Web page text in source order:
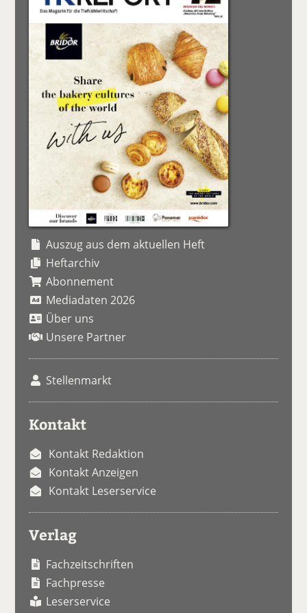
Auszug aus dem aktuellen Heft
Heftarchiv
Abonnement
Mediadaten 2026
Über uns
Unsere Partner
Stellenmarkt
Kontakt
Kontakt Redaktion
Kontakt Anzeigen
Kontakt Leserservice
Verlag
Fachzeitschriften
Fachpresse
Leserservice